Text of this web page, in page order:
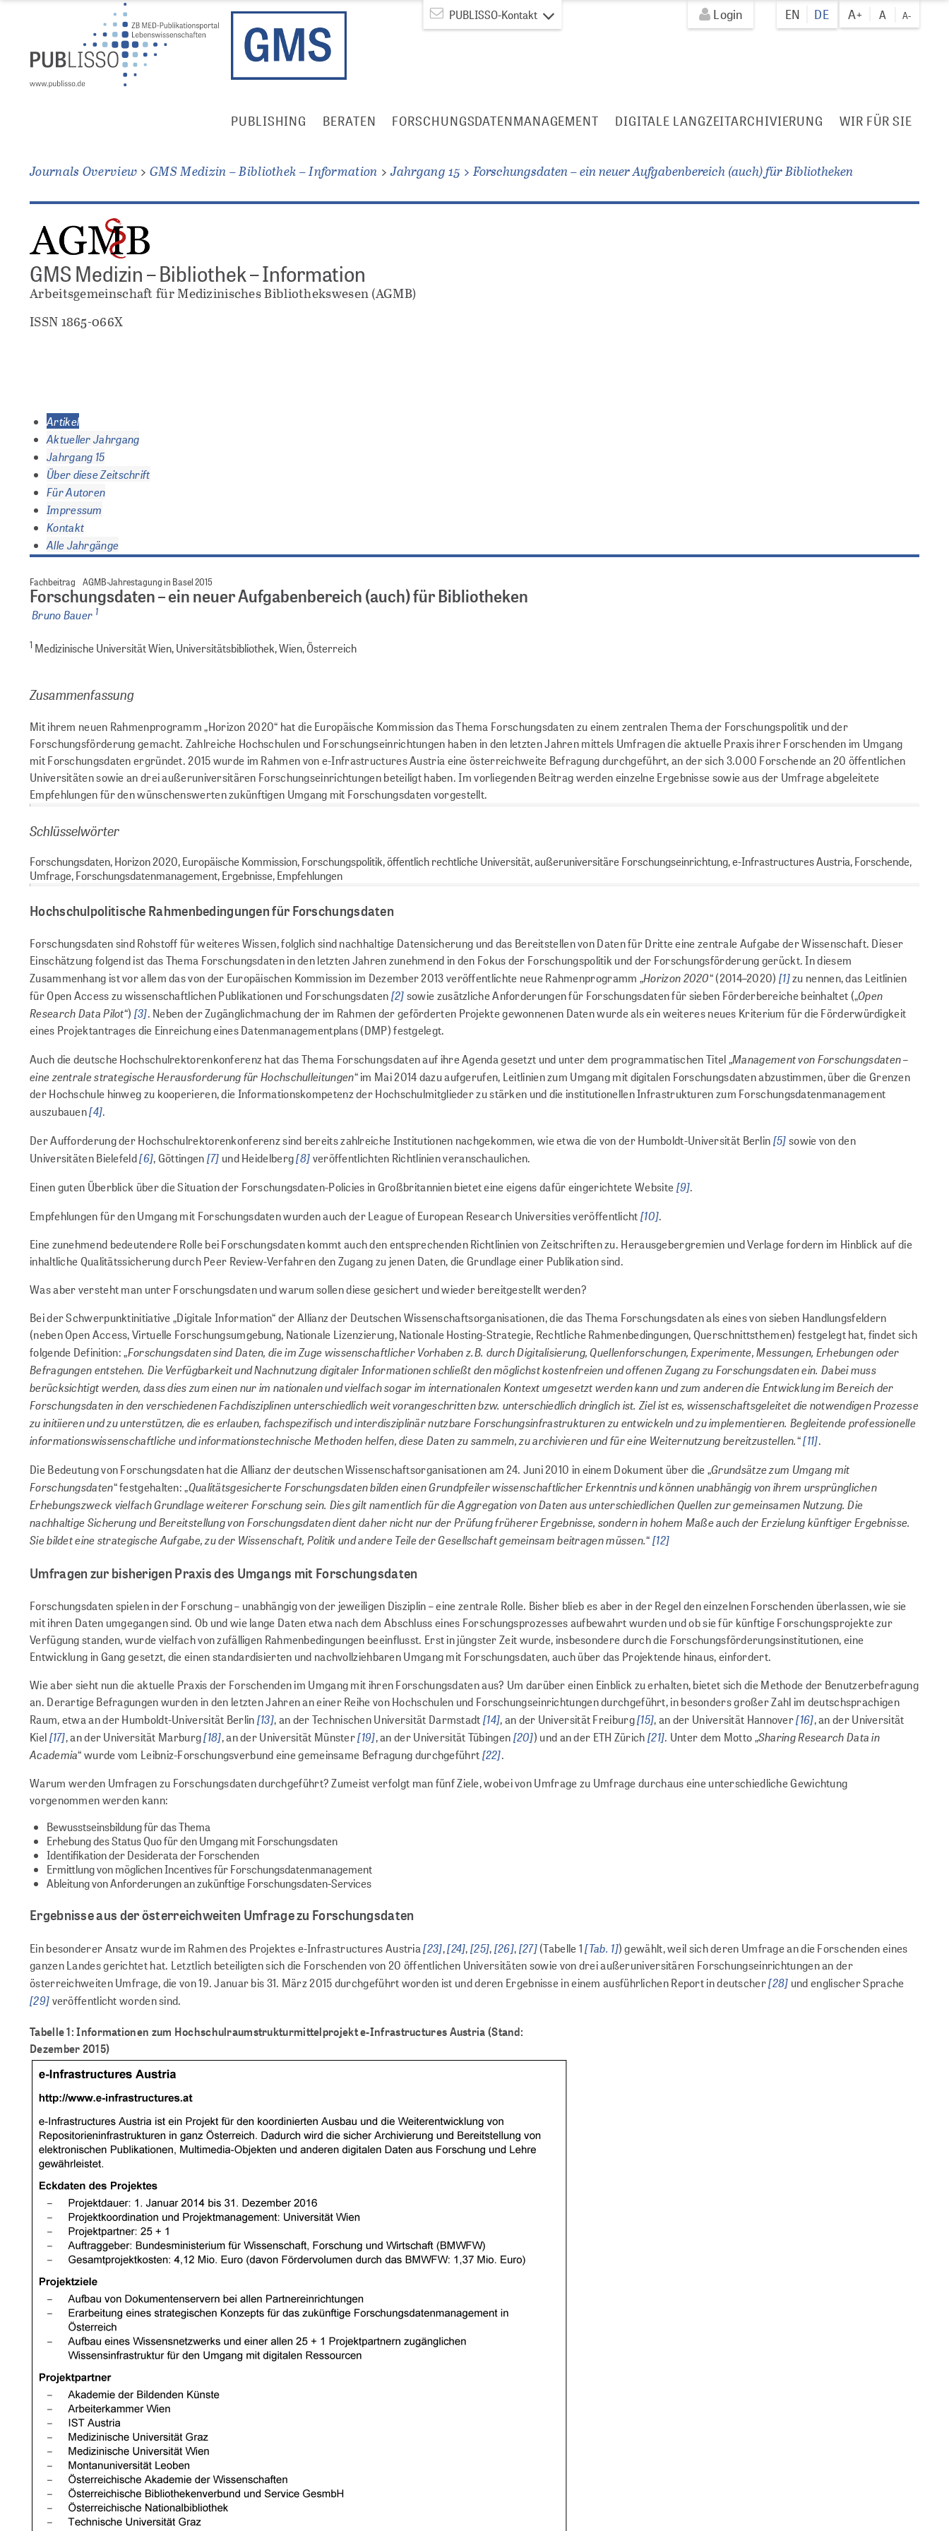
PUBLISSO-Kontakt Login EN DE A+ A A-
PUBLISHING BERATEN FORSCHUNGSDATENMANAGEMENT DIGITALE LANGZEITARCHIVIERUNG WIR FÜR SIE
Journals Overview GMS Medizin – Bibliothek – Information Jahrgang 15 Forschungsdaten – ein neuer Aufgabenbereich (auch) für Bibliotheken
GMS Medizin – Bibliothek – Information
Arbeitsgemeinschaft für Medizinisches Bibliothekswesen (AGMB)
ISSN 1865-066X
Artikel
Aktueller Jahrgang
Jahrgang 15
Über diese Zeitschrift
Für Autoren
Impressum
Kontakt
Alle Jahrgänge
Fachbeitrag AGMB-Jahrestagung in Basel 2015
Forschungsdaten – ein neuer Aufgabenbereich (auch) für Bibliotheken
Bruno Bauer 1
1 Medizinische Universität Wien, Universitätsbibliothek, Wien, Österreich
Zusammenfassung
Mit ihrem neuen Rahmenprogramm „Horizon 2020“ hat die Europäische Kommission das Thema Forschungsdaten zu einem zentralen Thema der Forschungspolitik und der
Forschungsförderung gemacht. Zahlreiche Hochschulen und Forschungseinrichtungen haben in den letzten Jahren mittels Umfragen die aktuelle Praxis ihrer Forschenden im Umgang
mit Forschungsdaten ergründet. 2015 wurde im Rahmen von e-Infrastructures Austria eine österreichweite Befragung durchgeführt, an der sich 3.000 Forschende an 20 öffentlichen
Universitäten sowie an drei außeruniversitären Forschungseinrichtungen beteiligt haben. Im vorliegenden Beitrag werden einzelne Ergebnisse sowie aus der Umfrage abgeleitete
Empfehlungen für den wünschenswerten zukünftigen Umgang mit Forschungsdaten vorgestellt.
Schlüsselwörter
Forschungsdaten, Horizon 2020, Europäische Kommission, Forschungspolitik, öffentlich rechtliche Universität, außeruniversitäre Forschungseinrichtung, e-Infrastructures Austria, Forschende,
Umfrage, Forschungsdatenmanagement, Ergebnisse, Empfehlungen
Hochschulpolitische Rahmenbedingungen für Forschungsdaten
Forschungsdaten sind Rohstoff für weiteres Wissen, folglich sind nachhaltige Datensicherung und das Bereitstellen von Daten für Dritte eine zentrale Aufgabe der Wissenschaft. Dieser
Einschätzung folgend ist das Thema Forschungsdaten in den letzten Jahren zunehmend in den Fokus der Forschungspolitik und der Forschungsförderung gerückt. In diesem
Zusammenhang ist vor allem das von der Europäischen Kommission im Dezember 2013 veröffentlichte neue Rahmenprogramm „Horizon 2020“ (2014–2020) [1]zu nennen, das Leitlinien
für Open Access zu wissenschaftlichen Publikationen und Forschungsdaten[2]sowie zusätzliche Anforderungen für Forschungsdaten für sieben Förderbereiche beinhaltet („Open
Research Data Pilot“) [3]. Neben der Zugänglichmachung der im Rahmen der geförderten Projekte gewonnenen Daten wurde als ein weiteres neues Kriterium für die Förderwürdigkeit
eines Projektantrages die Einreichung eines Datenmanagementplans (DMP) festgelegt.
Auch die deutsche Hochschulrektorenkonferenz hat das Thema Forschungsdaten auf ihre Agenda gesetzt und unter dem programmatischen Titel „Management von Forschungsdaten –
eine zentrale strategische Herausforderung für Hochschulleitungen“ im Mai 2014 dazu aufgerufen, Leitlinien zum Umgang mit digitalen Forschungsdaten abzustimmen, über die Grenzen
der Hochschule hinweg zu kooperieren, die Informationskompetenz der Hochschulmitglieder zu stärken und die institutionellen Infrastrukturen zum Forschungsdatenmanagement
auszubauen[4].
Der Aufforderung der Hochschulrektorenkonferenz sind bereits zahlreiche Institutionen nachgekommen, wie etwa die von der Humboldt-Universität Berlin[5]sowie von den
Universitäten Bielefeld[6], Göttingen[7] und Heidelberg[8]veröffentlichten Richtlinien veranschaulichen.
Einen guten Überblick über die Situation der Forschungsdaten-Policies in Großbritannien bietet eine eigens dafür eingerichtete Website[9].
Empfehlungen für den Umgang mit Forschungsdaten wurden auch der League of European Research Universities veröffentlicht[10].
Eine zunehmend bedeutendere Rolle bei Forschungsdaten kommt auch den entsprechenden Richtlinien von Zeitschriften zu. Herausgebergremien und Verlage fordern im Hinblick auf die
inhaltliche Qualitätssicherung durch Peer Review-Verfahren den Zugang zu jenen Daten, die Grundlage einer Publikation sind.
Was aber versteht man unter Forschungsdaten und warum sollen diese gesichert und wieder bereitgestellt werden?
Bei der Schwerpunktinitiative „Digitale Information“ der Allianz der Deutschen Wissenschaftsorganisationen, die das Thema Forschungsdaten als eines von sieben Handlungsfeldern
(neben Open Access, Virtuelle Forschungsumgebung, Nationale Lizenzierung, Nationale Hosting-Strategie, Rechtliche Rahmenbedingungen, Querschnittsthemen) festgelegt hat, findet sich
folgende Definition: „Forschungsdaten sind Daten, die im Zuge wissenschaftlicher Vorhaben z.B. durch Digitalisierung, Quellenforschungen, Experimente, Messungen, Erhebungen oder
Befragungen entstehen. Die Verfügbarkeit und Nachnutzung digitaler Informationen schließt den möglichst kostenfreien und offenen Zugang zu Forschungsdaten ein. Dabei muss
berücksichtigt werden, dass dies zum einen nur im nationalen und vielfach sogar im internationalen Kontext umgesetzt werden kann und zum anderen die Entwicklung im Bereich der
Forschungsdaten in den verschiedenen Fachdisziplinen unterschiedlich weit vorangeschritten bzw. unterschiedlich dringlich ist. Ziel ist es, wissenschaftsgeleitet die notwendigen Prozesse
zu initiieren und zu unterstützen, die es erlauben, fachspezifisch und interdisziplinär nutzbare Forschungsinfrastrukturen zu entwickeln und zu implementieren. Begleitende professionelle
informationswissenschaftliche und informationstechnische Methoden helfen, diese Daten zu sammeln, zu archivieren und für eine Weiternutzung bereitzustellen.“[11].
Die Bedeutung von Forschungsdaten hat die Allianz der deutschen Wissenschaftsorganisationen am 24. Juni 2010 in einem Dokument über die „Grundsätze zum Umgang mit
Forschungsdaten“ festgehalten: „Qualitätsgesicherte Forschungsdaten bilden einen Grundpfeiler wissenschaftlicher Erkenntnis und können unabhängig von ihrem ursprünglichen
Erhebungszweck vielfach Grundlage weiterer Forschung sein. Dies gilt namentlich für die Aggregation von Daten aus unterschiedlichen Quellen zur gemeinsamen Nutzung. Die
nachhaltige Sicherung und Bereitstellung von Forschungsdaten dient daher nicht nur der Prüfung früherer Ergebnisse, sondern in hohem Maße auch der Erzielung künftiger Ergebnisse.
Sie bildet eine strategische Aufgabe, zu der Wissenschaft, Politik und andere Teile der Gesellschaft gemeinsam beitragen müssen.“[12]
Umfragen zur bisherigen Praxis des Umgangs mit Forschungsdaten
Forschungsdaten spielen in der Forschung – unabhängig von der jeweiligen Disziplin – eine zentrale Rolle. Bisher blieb es aber in der Regel den einzelnen Forschenden überlassen, wie sie
mit ihren Daten umgegangen sind. Ob und wie lange Daten etwa nach dem Abschluss eines Forschungsprozesses aufbewahrt wurden und ob sie für künftige Forschungsprojekte zur
Verfügung standen, wurde vielfach von zufälligen Rahmenbedingungen beeinflusst. Erst in jüngster Zeit wurde, insbesondere durch die Forschungsförderungsinstitutionen, eine
Entwicklung in Gang gesetzt, die einen standardisierten und nachvollziehbaren Umgang mit Forschungsdaten, auch über das Projektende hinaus, einfordert.
Wie aber sieht nun die aktuelle Praxis der Forschenden im Umgang mit ihren Forschungsdaten aus? Um darüber einen Einblick zu erhalten, bietet sich die Methode der Benutzerbefragung
an. Derartige Befragungen wurden in den letzten Jahren an einer Reihe von Hochschulen und Forschungseinrichtungen durchgeführt, in besonders großer Zahl im deutschsprachigen
Raum, etwa an der Humboldt-Universität Berlin[13], an der Technischen Universität Darmstadt[14], an der Universität Freiburg[15], an der Universität Hannover[16], an der Universität
Kiel[17], an der Universität Marburg[18], an der Universität Münster[19], an der Universität Tübingen[20]) und an der ETH Zürich[21]. Unter dem Motto „SharingResearchData in
Academia“ wurde vom Leibniz-Forschungsverbund eine gemeinsame Befragung durchgeführt[22].
Warum werden Umfragen zu Forschungsdaten durchgeführt? Zumeist verfolgt man fünf Ziele, wobei von Umfrage zu Umfrage durchaus eine unterschiedliche Gewichtung
vorgenommen werden kann:
Bewusstseinsbildung für das Thema
Erhebung des Status Quo für den Umgang mit Forschungsdaten
Identifikation der Desiderata der Forschenden
Ermittlung von möglichen Incentives für Forschungsdatenmanagement
Ableitung von Anforderungen an zukünftige Forschungsdaten-Services
Ergebnisse aus der österreichweiten Umfrage zu Forschungsdaten
Ein besonderer Ansatz wurde im Rahmen des Projektes e-Infrastructures Austria[23],[24],[25],[26],[27](Tabelle 1[Tab. 1]) gewählt, weil sich deren Umfrage an die Forschenden eines
ganzen Landes gerichtet hat. Letztlich beteiligten sich die Forschenden von 20 öffentlichen Universitäten sowie von drei außeruniversitären Forschungseinrichtungen an der
österreichweiten Umfrage, die von 19. Januar bis 31. März 2015 durchgeführt worden ist und deren Ergebnisse in einem ausführlichen Report in deutscher[28] und englischer Sprache
[29]veröffentlicht worden sind.
Tabelle 1: Informationen zum Hochschulraumstrukturmittelprojekt e-Infrastructures Austria (Stand:
Dezember 2015)